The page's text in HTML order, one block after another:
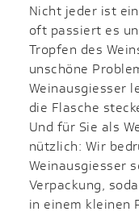
Nicht jeder ist
oft passiert es
Tropfen des
unschöne
Weinausgiesser
die Flasche
Und für Sie als
nützlich: Wir
Weinausgiesser
Verpackung,
in einem kleinen